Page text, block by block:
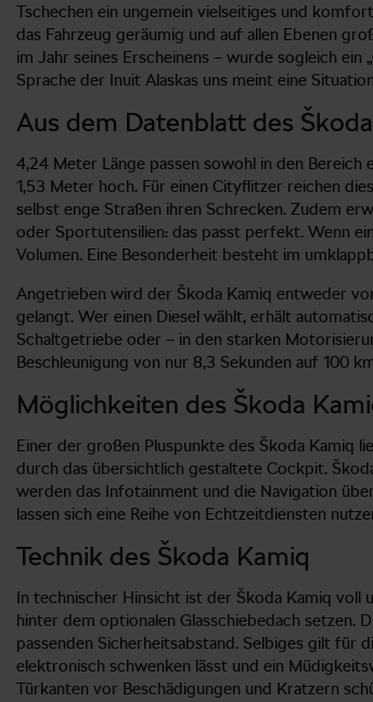
Tschechen ein ungemein vielseitiges und
das Fahrzeug geräumig und auf allen Ebenen
im Jahr seines Erscheinens – wurde sogleich
Sprache der Inuit Alaskas uns meint eine
Aus dem Datenblatt des
4,24 Meter Länge passen sowohl in den
1,53 Meter hoch. Für einen Cityflitzer reichen
selbst enge Straßen ihren Schrecken. Zudem
oder Sportutensilien: das passt perfekt. Wenn
Volumen. Eine Besonderheit besteht im
Angetrieben wird der Škoda Kamiq entweder
gelangt. Wer einen Diesel wählt, erhält
Schaltgetriebe oder – in den starken
Beschleunigung von nur 8,3 Sekunden auf 100
Möglichkeiten des Škoda
Einer der großen Pluspunkte des Škoda Kamiq
durch das übersichtlich gestaltete Cockpit.
werden das Infotainment und die Navigation
lassen sich eine Reihe von Echtzeitdiensten
Technik des Škoda Kamiq
In technischer Hinsicht ist der Škoda Kamiq voll
hinter dem optionalen Glasschiebedach setzen.
passenden Sicherheitsabstand. Selbiges gilt für
elektronisch schwenken lässt und ein
Türkanten vor Beschädigungen und Kratzern